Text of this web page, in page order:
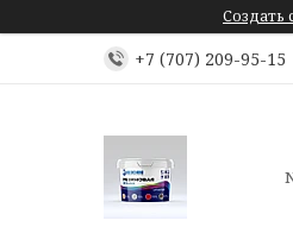
Создать
+7 (707) 209-95-15